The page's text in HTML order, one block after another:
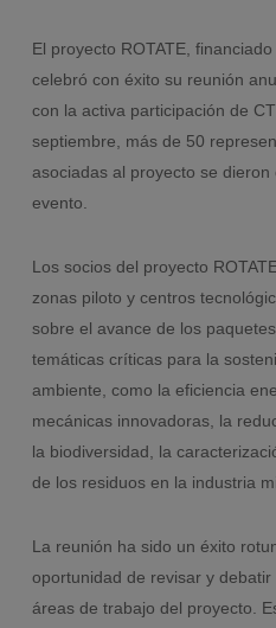
El proyecto ROTATE,
celebró con éxito su reunión
con la activa participación de
septiembre, más de 50
asociadas al proyecto se
evento.
Los socios del proyecto
zonas piloto y centros
sobre el avance de los
temáticas críticas para la
ambiente, como la eficiencia
mecánicas innovadoras, la
la biodiversidad, la
de los residuos en la industria
La reunión ha sido un éxito
oportunidad de revisar y
áreas de trabajo del proyecto.